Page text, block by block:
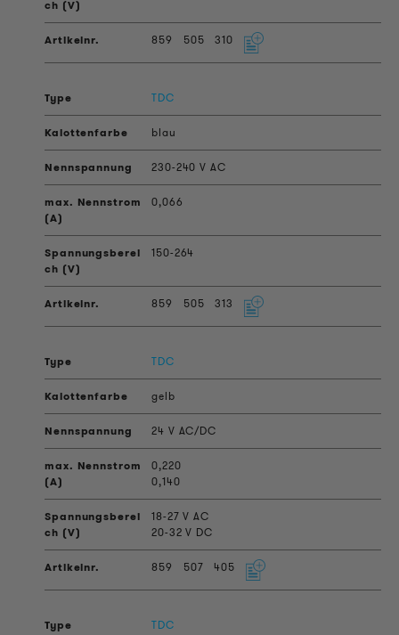
859 505 310
TDC
blau
230-240 V AC
0,066
150-264
859 505 313
TDC
gelb
24 V AC/DC
0,220
0,140
18-27 V AC
20-32 V DC
859 507 405
TDC